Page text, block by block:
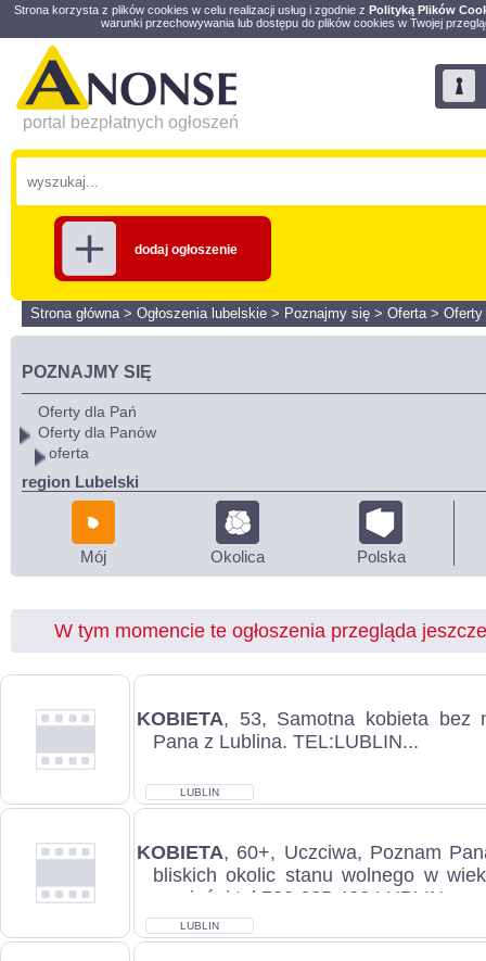
Strona korzysta z plików cookies w celu realizacji usług i zgodnie z Polityką Plików
warunki przechowywania lub dostępu do plików cookies w Twojej
portal bezpłatnych ogłoszeń
dodaj ogłoszenie
Strona główna> Ogłoszenia lubelskie > Poznajmy się > Oferta > Oferty
POZNAJMY SIĘ
Oferty dla Pań
Oferty dla Panów
oferta
region Lubelski
Mój Okolica Polska
W tym momencie te ogłoszenia przegląda
KOBIETA, 53, Samotna kobieta bez
Pana z Lublina. TEL:LUBLIN...
LUBLIN
KOBIETA, 60+, Uczciwa, Poznam
bliskich okolic stanu wolnego w
przyjaźni tel 782 625 422 LUBLIN...
LUBLIN